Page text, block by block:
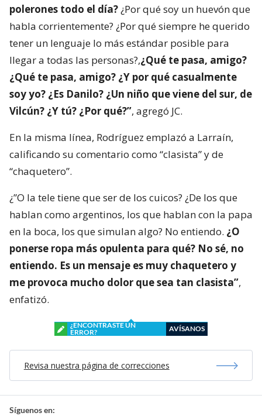
polerones todo el día?¿Por qué soy un huevón que
habla corrientemente? ¿Por qué siempre he querido
tener un lenguaje lo más estándar posible para
llegar a todas las personas?,¿Qué te pasa, amigo?
¿Qué te pasa, amigo? ¿Y por qué casualmente
soy yo? ¿Es Danilo? ¿Un niño que viene del sur, de
Vilcún? ¿Y tú? ¿Por qué?”, agregó JC.
En la misma línea, Rodríguez emplazó a Larraín,
calificando su comentario como “clasista” y de
“chaquetero”.
¿”O la tele tiene que ser de los cuicos? ¿De los que
hablan como argentinos, los que hablan con la papa
en la boca, los que simulan algo? No entiendo. ¿O
ponerse ropa más opulenta para qué? No sé, no
entiendo. Es un mensaje es muy chaquetero y
me provoca mucho dolor que sea tan clasista”,
enfatizó.
¿ENCONTRASTE UN
ERROR?
AVÍSANOS
Revisa nuestra página de correcciones
Síguenos en: